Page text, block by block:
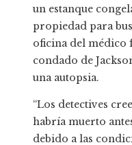
un estanque
propiedad para
oficina del médico
condado de
una autopsia.
“Los detectives
habría muerto
debido a las